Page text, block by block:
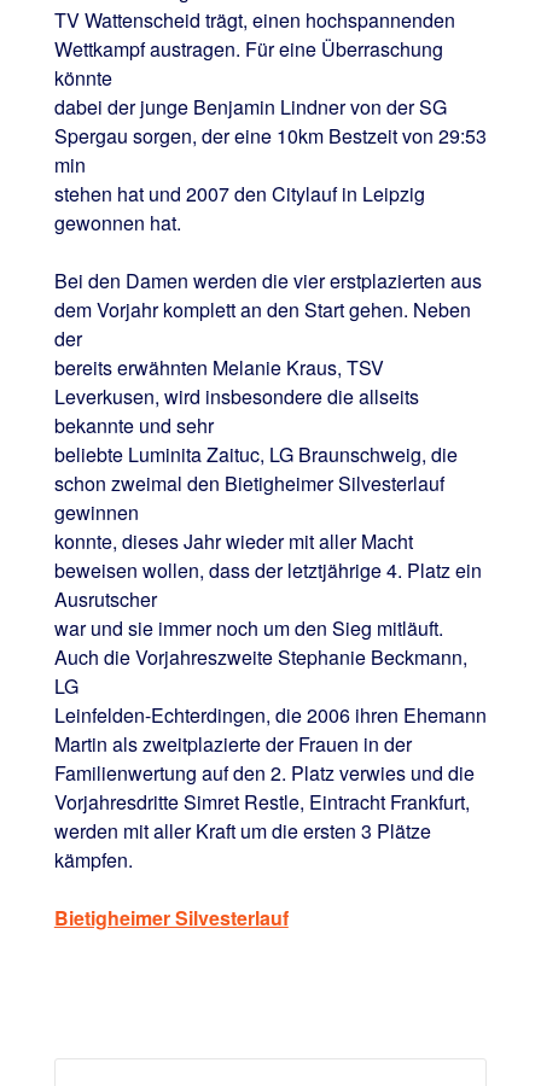
TV Wattenscheid trägt, einen hochspannenden
Wettkampf austragen. Für eine Überraschung
könnte
dabei der junge Benjamin Lindner von der SG
Spergau sorgen, der eine 10km Bestzeit von 29:53
min
stehen hat und 2007 den Citylauf in Leipzig
gewonnen hat.
Bei den Damen werden die vier erstplazierten aus
dem Vorjahr komplett an den Start gehen. Neben
der
bereits erwähnten Melanie Kraus, TSV
Leverkusen, wird insbesondere die allseits
bekannte und sehr
beliebte Luminita Zaituc, LG Braunschweig, die
schon zweimal den Bietigheimer Silvesterlauf
gewinnen
konnte, dieses Jahr wieder mit aller Macht
beweisen wollen, dass der letztjährige 4. Platz ein
Ausrutscher
war und sie immer noch um den Sieg mitläuft.
Auch die Vorjahreszweite Stephanie Beckmann,
LG
Leinfelden-Echterdingen, die 2006 ihren Ehemann
Martin als zweitplazierte der Frauen in der
Familienwertung auf den 2. Platz verwies und die
Vorjahresdritte Simret Restle, Eintracht Frankfurt,
werden mit aller Kraft um die ersten 3 Plätze
kämpfen.
Bietigheimer Silvesterlauf